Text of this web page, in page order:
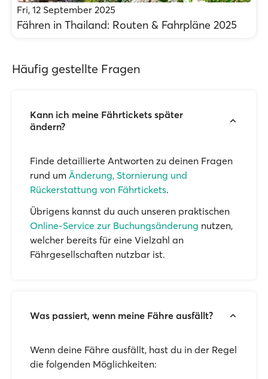
Fri, 12 September 2025
Fähren in Thailand: Routen & Fahrpläne 2025
Häufig gestellte Fragen
Kann ich meine Fährtickets später
ändern?
Finde detaillierte Antworten zu deinen Fragen
rund um Änderung, Stornierung und
Rückerstattung von Fährtickets.
Übrigens kannst du auch unseren praktischen
Online-Service zur Buchungsänderung nutzen,
welcher bereits für eine Vielzahl an
Fährgesellschaften nutzbar ist.
Was passiert, wenn meine Fähre ausfällt?
Wenn deine Fähre ausfällt, hast du in der Regel
die folgenden Möglichkeiten: